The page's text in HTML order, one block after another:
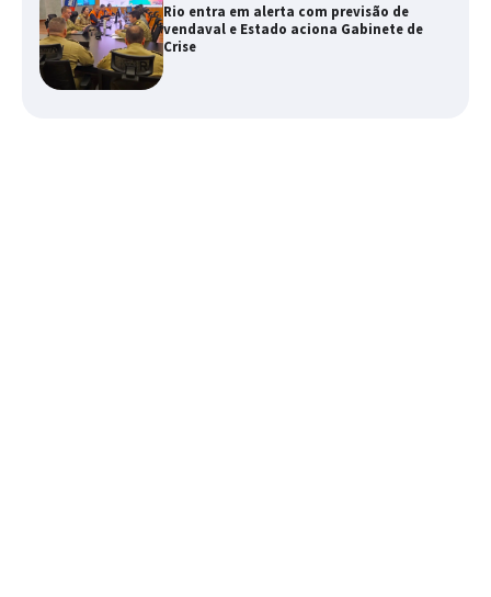
Rio entra em alerta com previsão de
vendaval e Estado aciona Gabinete de
Crise